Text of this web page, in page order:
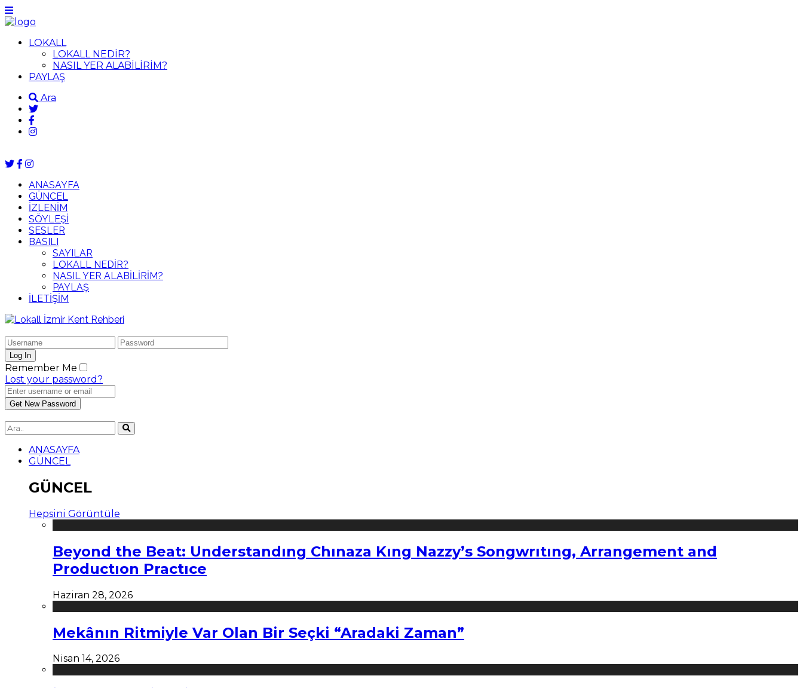
LOKALL
LOKALL NEDİR?
NASIL YER ALABİLİRİM?
PAYLAŞ
Ara
ANASAYFA
GÜNCEL
İZLENİM
SÖYLEŞİ
SESLER
BASILI
SAYILAR
LOKALL NEDİR?
NASIL YER ALABİLİRİM?
PAYLAŞ
İLETİŞİM
Remember Me
Lost your password?
ANASAYFA
GÜNCEL
GÜNCEL
Hepsini Görüntüle
Beyond the Beat: Understandıng Chınaza Kıng Nazzy’s Songwrıtıng, Arrangement and
Productıon Practıce
Haziran 28, 2026
Mekânın Ritmiyle Var Olan Bir Seçki “Aradaki Zaman”
Nisan 14, 2026